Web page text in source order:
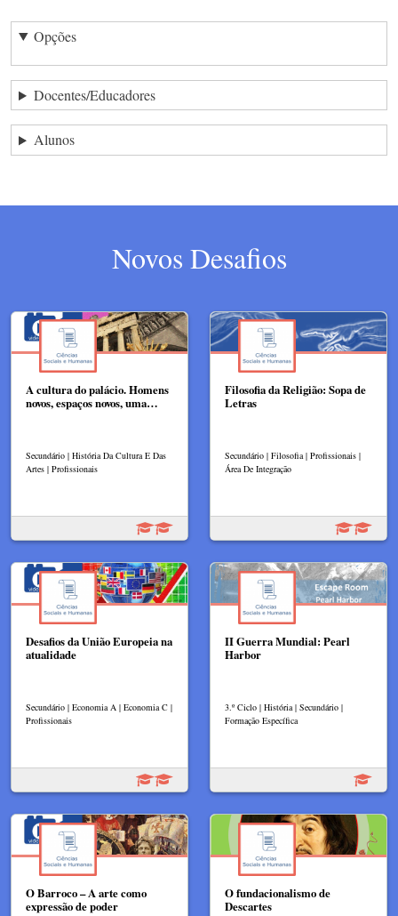
Opções
Docentes/Educadores
Alunos
Novos Desafios
A cultura do palácio. Homens
novos, espaços novos, uma…
Secundário | História Da Cultura E Das
Artes | Profissionais
Filosofia da Religião: Sopa de
Letras
Secundário | Filosofia | Profissionais |
Área De Integração
Desafios da União Europeia na
atualidade
Secundário | Economia A | Economia C |
Profissionais
II Guerra Mundial: Pearl
Harbor
3.º Ciclo | História | Secundário |
Formação Específica
O Barroco – A arte como
expressão de poder
O fundacionalismo de
Descartes